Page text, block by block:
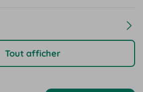
Tout afficher